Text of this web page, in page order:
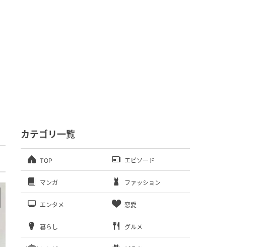
カテゴリ一覧
TOP エピソード
マンガ ファッション
エンタメ 恋愛
暮らし グルメ